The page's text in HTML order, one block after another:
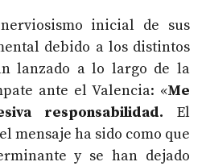
inicial de sus
debido a los distintos
lanzado a lo largo de la
ante el Valencia: «Me
responsabilidad. El
mensaje ha sido como que
y se han dejado